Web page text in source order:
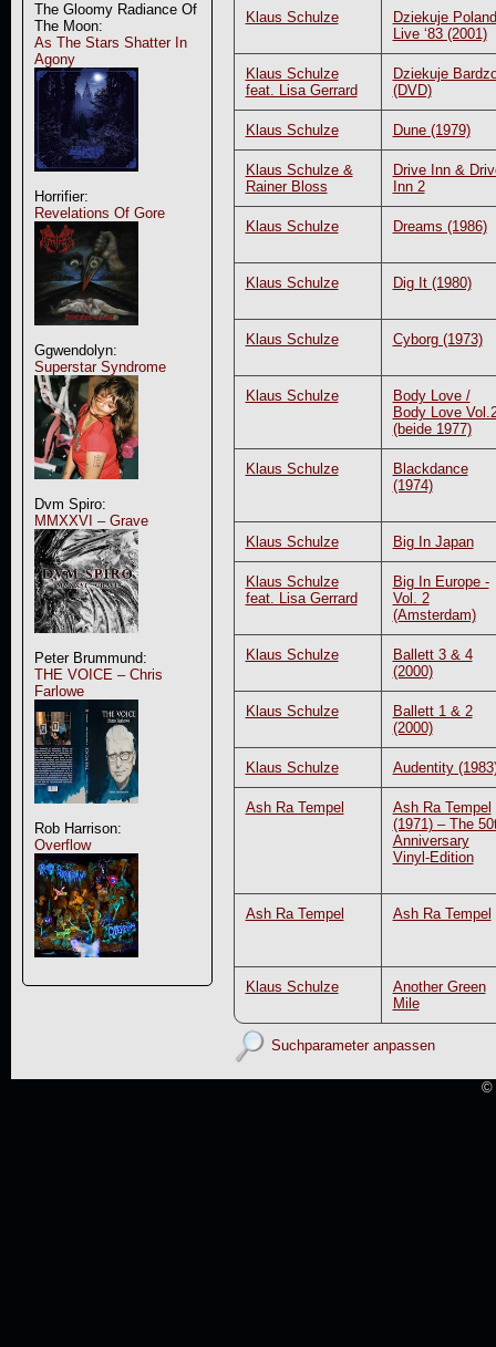
The Gloomy Radiance Of
The Moon:
As The Stars Shatter In
Agony
Horrifier:
Revelations Of Gore
Ggwendolyn:
Superstar Syndrome
Dvm Spiro:
MMXXVI – Grave
Peter Brummund:
THE VOICE – Chris
Farlowe
Rob Harrison:
Overflow
Klaus Schulze
Dziekuje Poland
Live ‘83 (2001)
Klaus Schulze
feat. Lisa Gerrard
Dziekuje
(DVD)
Klaus Schulze Dune (1979)
Klaus Schulze &
Rainer Bloss
Drive Inn &
Inn 2
Klaus Schulze Dreams (1986)
Klaus Schulze Dig It (1980)
Klaus Schulze Cyborg (1973)
Klaus Schulze
Body Love /
Body Love
(beide 1977)
Klaus Schulze
Blackdance
(1974)
Klaus Schulze Big In Japan
Klaus Schulze
feat. Lisa Gerrard
Big In Europe -
Vol. 2
(Amsterdam)
Klaus Schulze
Ballett 3 & 4
(2000)
Klaus Schulze
Ballett 1 & 2
(2000)
Klaus Schulze Audentity
Ash Ra Tempel
Ash Ra Tempel
(1971) – The
Anniversary
Vinyl-Edition
Ash Ra Tempel Ash Ra Tempel
Klaus Schulze
Another Green
Mile
Suchparameter anpassen
©